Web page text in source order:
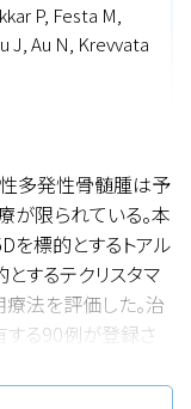
P, Festa M,
J, Au N, Krevvata
多発性骨髄腫は予
が限られている。本
を標的とするトアル
するテクリスタマ
法を評価した。治
る90例が登録さ
64％で12カ月以上